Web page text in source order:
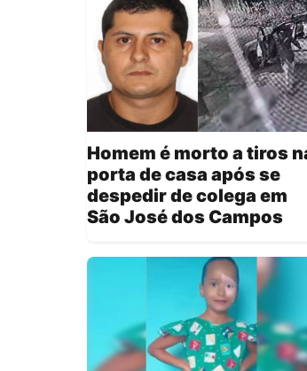
Homem é morto a tiros
porta de casa após se
despedir de colega em
São José dos Campos